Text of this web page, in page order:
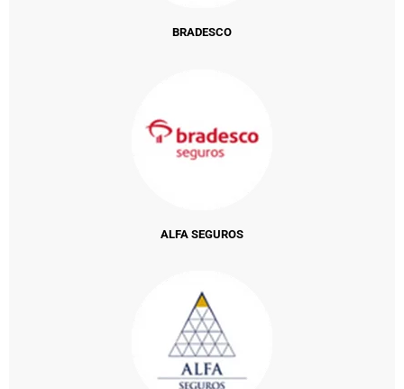
BRADESCO
ALFA SEGUROS